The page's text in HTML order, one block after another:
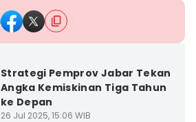
Strategi Pemprov Jabar Tekan
Angka Kemiskinan Tiga Tahun
ke Depan
26 Jul 2025, 15:06 WIB